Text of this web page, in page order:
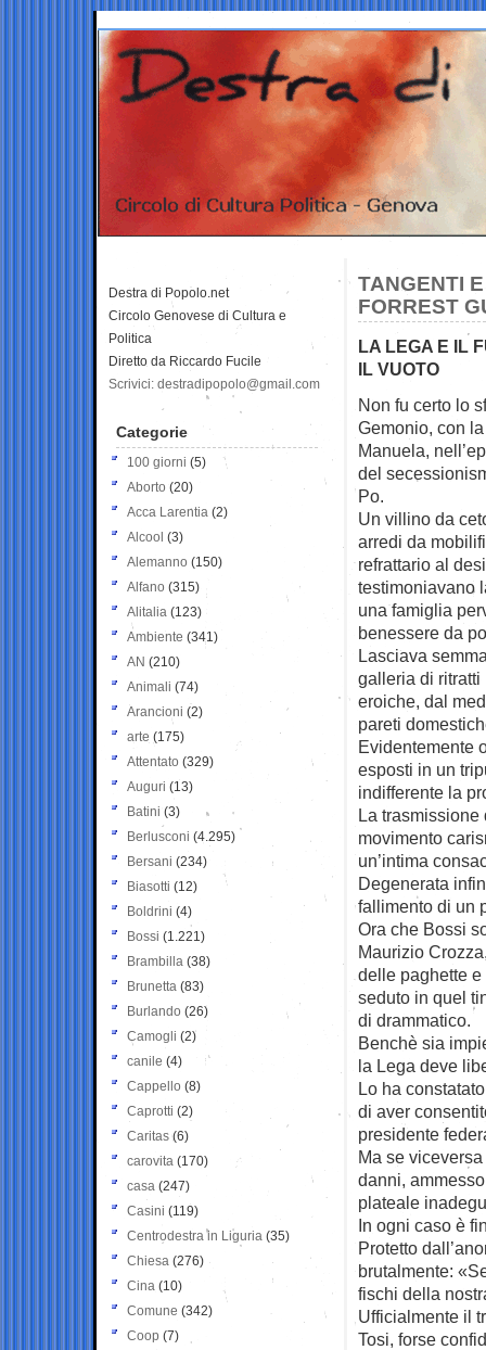
TANGENTI
FORREST
LA LEGA E IL
IL VUOTO
Non fu certo lo
Gemonio, con
Manuela,
del
Po.
Un villino da
arredi da
refrattario al
testimoniavano
una famiglia
benessere da
Lasciava
galleria di
eroiche, dal
pareti
Evidentemente
esposti in un
indifferente la
La
movimento
un’intima
Degenerata
fallimento di un
Ora che Bossi
Maurizio
delle paghette
seduto in quel
di drammatico.
Benchè sia
la Lega deve
Lo ha
di aver
presidente
Ma se
danni,
plateale
In ogni caso è
Protetto
brutalmente:
fischi della
Ufficialmente il
Tosi, forse
Destra di Popolo.net
Circolo Genovese di Cultura e
Politica
Diretto da Riccardo Fucile
Scrivici: destradipopolo@gmail.com
Categorie
100 giorni (5)
Aborto (20)
Acca Larentia (2)
Alcool (3)
Alemanno (150)
Alfano (315)
Alitalia (123)
Ambiente (341)
AN (210)
Animali (74)
Arancioni (2)
arte (175)
Attentato (329)
Auguri (13)
Batini (3)
Berlusconi (4.295)
Bersani (234)
Biasotti (12)
Boldrini (4)
Bossi (1.221)
Brambilla (38)
Brunetta (83)
Burlando (26)
Camogli (2)
canile (4)
Cappello (8)
Caprotti (2)
Caritas (6)
carovita (170)
casa (247)
Casini (119)
Centrodestra in Liguria (35)
Chiesa (276)
Cina (10)
Comune (342)
Coop (7)